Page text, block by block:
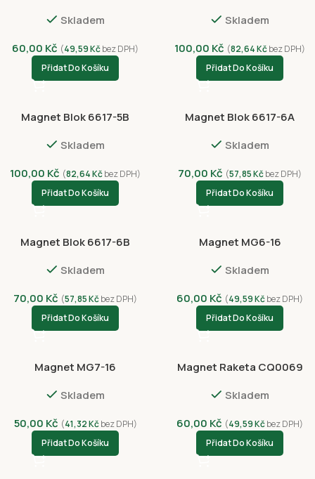
Skladem
60,00 Kč (49,59Kčbez DPH)
Přidat Do Košíku
Skladem
100,00 Kč (82,64Kčbez DPH)
Přidat Do Košíku
Magnet Blok 6617-5B
Skladem
100,00 Kč (82,64Kčbez DPH)
Přidat Do Košíku
Magnet Blok 6617-6A
Skladem
70,00 Kč (57,85Kčbez DPH)
Přidat Do Košíku
Magnet Blok 6617-6B
Skladem
70,00 Kč (57,85Kčbez DPH)
Přidat Do Košíku
Magnet MG6-16
Skladem
60,00 Kč (49,59Kčbez DPH)
Přidat Do Košíku
Magnet MG7-16
Skladem
50,00 Kč (41,32Kčbez DPH)
Přidat Do Košíku
Magnet Raketa CQ0069
Skladem
60,00 Kč (49,59Kčbez DPH)
Přidat Do Košíku